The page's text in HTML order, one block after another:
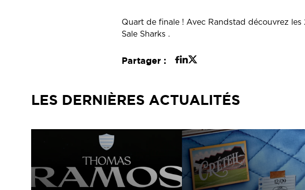
Quart de finale ! Avec Randstad découvrez
Sale Sharks .
Partager :
LES DERNIÈRES ACTUALITÉS